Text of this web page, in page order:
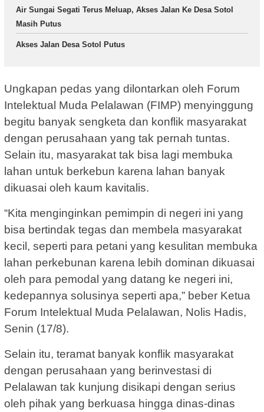
Air Sungai Segati Terus Meluap, Akses Jalan Ke Desa Sotol
Masih Putus
Akses Jalan Desa Sotol Putus
Ungkapan pedas yang dilontarkan oleh Forum
Intelektual Muda Pelalawan (FIMP) menyinggung
begitu banyak sengketa dan konflik masyarakat
dengan perusahaan yang tak pernah tuntas.
Selain itu, masyarakat tak bisa lagi membuka
lahan untuk berkebun karena lahan banyak
dikuasai oleh kaum kavitalis.
“Kita menginginkan pemimpin di negeri ini yang
bisa bertindak tegas dan membela masyarakat
kecil, seperti para petani yang kesulitan membuka
lahan perkebunan karena lebih dominan dikuasai
oleh para pemodal yang datang ke negeri ini,
kedepannya solusinya seperti apa,” beber Ketua
Forum Intelektual Muda Pelalawan, Nolis Hadis,
Senin (17/8).
Selain itu, teramat banyak konflik masyarakat
dengan perusahaan yang berinvestasi di
Pelalawan tak kunjung disikapi dengan serius
oleh pihak yang berkuasa hingga dinas-dinas